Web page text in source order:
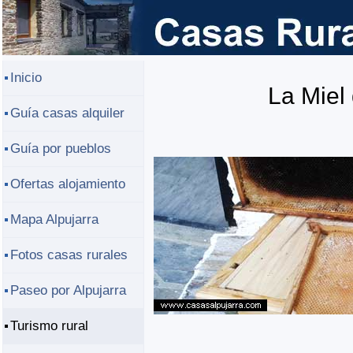
La Miel
Inicio
Guía casas alquiler
Guía por pueblos
Ofertas alojamiento
Mapa Alpujarra
Fotos casas rurales
Paseo por Alpujarra
Turismo rural